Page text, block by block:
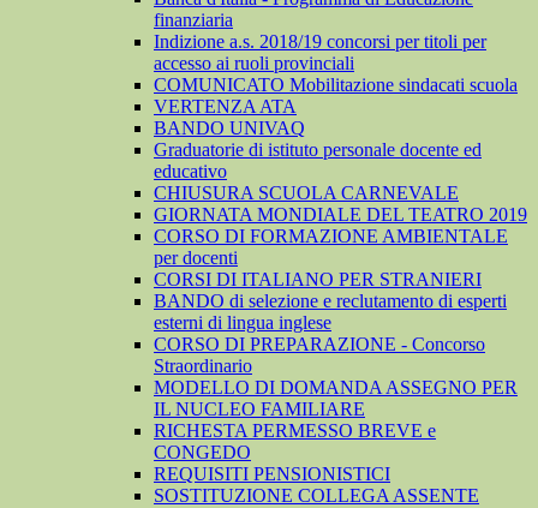
finanziaria
Indizione a.s. 2018/19 concorsi per titoli per
accesso ai ruoli provinciali
COMUNICATO Mobilitazione sindacati scuola
VERTENZA ATA
BANDO UNIVAQ
Graduatorie di istituto personale docente ed
educativo
CHIUSURA SCUOLA CARNEVALE
GIORNATA MONDIALE DEL TEATRO 2019
CORSO DI FORMAZIONE AMBIENTALE
per docenti
CORSI DI ITALIANO PER STRANIERI
BANDO di selezione e reclutamento di esperti
esterni di lingua inglese
CORSO DI PREPARAZIONE - Concorso
Straordinario
MODELLO DI DOMANDA ASSEGNO PER
IL NUCLEO FAMILIARE
RICHESTA PERMESSO BREVE e
CONGEDO
REQUISITI PENSIONISTICI
SOSTITUZIONE COLLEGA ASSENTE